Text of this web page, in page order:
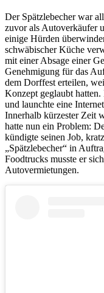
Der Spätzlebecher war
zuvor als Autoverkäufer
einige Hürden
schwäbischer Küche
mit einer Absage einer
Genehmigung für das
dem Dorffest erteilen,
Konzept geglaubt
und launchte eine
Innerhalb kürzester Zeit
hatte nun ein Problem:
kündigte seinen Job,
„Spätzlebecher“ in
Foodtrucks musste er
Autovermietungen.